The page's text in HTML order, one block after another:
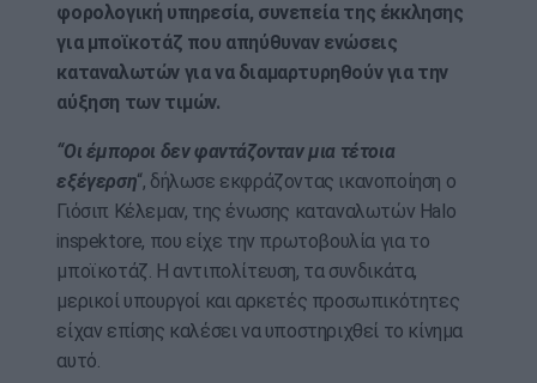
φορολογική υπηρεσία, συνεπεία της έκκλησης
για μποϊκοτάζ που απηύθυναν ενώσεις
καταναλωτών για να διαμαρτυρηθούν για την
αύξηση των τιμών.
“Οι έμποροι δεν φαντάζονταν μια τέτοια
εξέγερση“, δήλωσε εκφράζοντας ικανοποίηση ο
Γιόσιπ Κέλεμαν, της ένωσης καταναλωτών Halo
inspektore, που είχε την πρωτοβουλία για το
μποϊκοτάζ. Η αντιπολίτευση, τα συνδικάτα,
μερικοί υπουργοί και αρκετές προσωπικότητες
είχαν επίσης καλέσει να υποστηριχθεί το κίνημα
αυτό.